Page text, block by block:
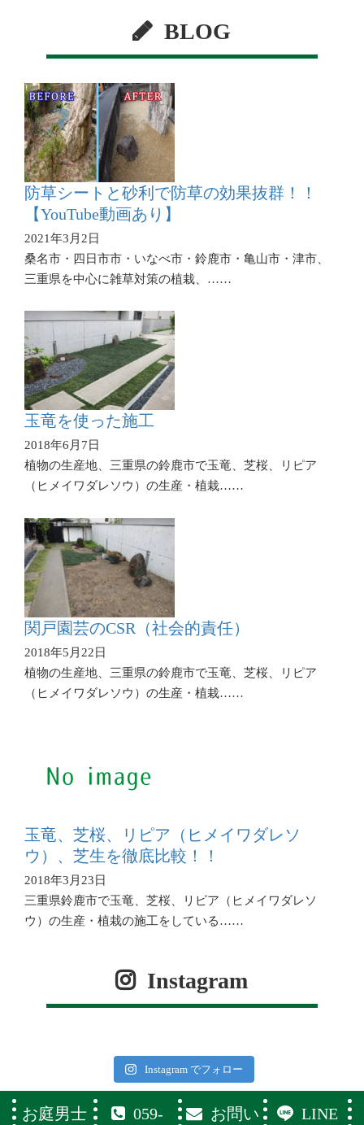
BLOG
防草シートと砂利で防草の効果抜群！！
【YouTube動画あり】
2021年3月2日
桑名市・四日市市・いなべ市・鈴鹿市・亀山市・津市、
三重県を中心に雑草対策の植栽、……
玉竜を使った施工
2018年6月7日
植物の生産地、三重県の鈴鹿市で玉竜、芝桜、リピア
（ヒメイワダレソウ）の生産・植栽……
関戸園芸のCSR（社会的責任）
2018年5月22日
植物の生産地、三重県の鈴鹿市で玉竜、芝桜、リピア
（ヒメイワダレソウ）の生産・植栽……
玉竜、芝桜、リピア（ヒメイワダレソ
ウ）、芝生を徹底比較！！
2018年3月23日
三重県鈴鹿市で玉竜、芝桜、リピア（ヒメイワダレソ
ウ）の生産・植栽の施工をしている……
Instagram
Instagram でフォロー
お庭男士 059- お問い LINE